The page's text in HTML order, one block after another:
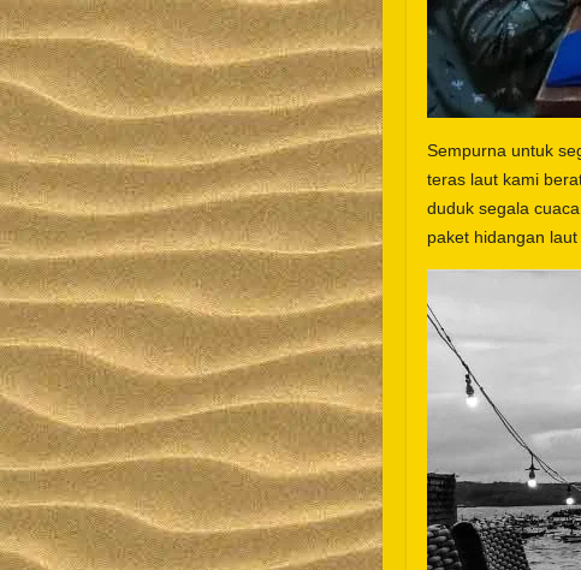
Sempurna untuk
teras laut kami
duduk segala
paket hidangan